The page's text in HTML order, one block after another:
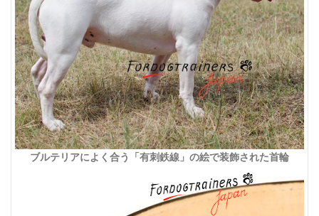
ブルテリアによく合う「有刺鉄線」の絵で装飾された首輪